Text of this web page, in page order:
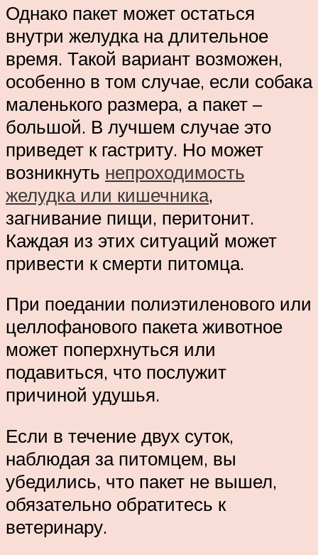
Однако пакет может остаться
внутри желудка на длительное
время. Такой вариант возможен,
особенно в том случае, если собака
маленького размера, а пакет –
большой. В лучшем случае это
приведет к гастриту. Но может
возникнуть непроходимость
желудка или кишечника,
загнивание пищи, перитонит.
Каждая из этих ситуаций может
привести к смерти питомца.
При поедании полиэтиленового или
целлофанового пакета животное
может поперхнуться или
подавиться, что послужит
причиной удушья.
Если в течение двух суток,
наблюдая за питомцем, вы
убедились, что пакет не вышел,
обязательно обратитесь к
ветеринару.